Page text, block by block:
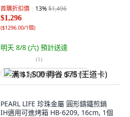
首購折扣價 13%$1,496
$1,296
($1296.00/1個)
明天 8/8 (六) 預計送達
(1)
满 $1,500 再省 $75 (王道卡)
PEARL LIFE 珍珠金屬 圓形鑄鐵煎鍋
IH適用可進烤箱 HB-6209, 16cm, 1個